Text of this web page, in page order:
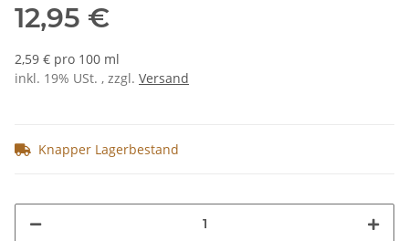
12,95 €
2,59 € pro 100 ml
inkl. 19% USt. , zzgl. Versand
Knapper Lagerbestand